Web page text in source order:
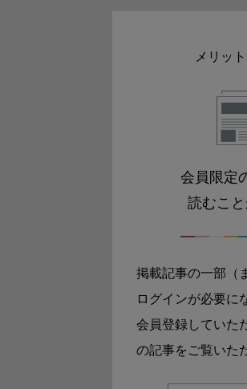
メリット
会員限定
読むこ
掲載記事の一部（
ログインが必要に
会員登録していた
の記事をご覧いた